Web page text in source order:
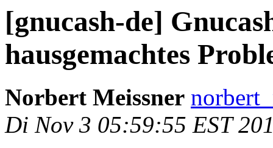
[gnucash-de]
hausgemachtes
Norbert Meissner
Di Nov 3 05:59:55 EST